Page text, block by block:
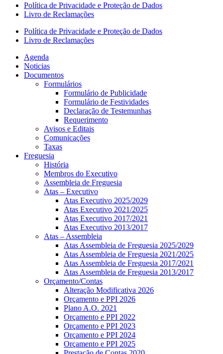
Política de Privacidade e Proteção de Dados
Livro de Reclamações
Política de Privacidade e Proteção de Dados
Livro de Reclamações
Agenda
Noticias
Documentos
Formulários
Formulário de Publicidade
Formulário de Festividades
Declaração de Testemunhas
Requerimento
Avisos e Editais
Comunicações
Taxas
Freguesia
História
Membros do Executivo
Assembleia de Freguesia
Atas – Executivo
Atas Executivo 2025/2029
Atas Executivo 2021/2025
Atas Executivo 2017/2021
Atas Executivo 2013/2017
Atas – Assembleia
Atas Assembleia de Freguesia 2025/2029
Atas Assembleia de Freguesia 2021/2025
Atas Assembleia de Freguesia 2017/2021
Atas Assembleia de Freguesia 2013/2017
Orçamento/Contas
Alteração Modificativa 2026
Orçamento e PPI 2026
Plano A.O. 2021
Orçamento e PPI 2022
Orçamento e PPI 2023
Orçamento e PPI 2024
Orçamento e PPI 2025